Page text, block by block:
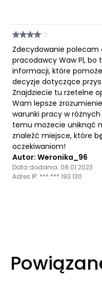
Zdecydowanie polecam
pracodawcy Waw Pl, bo
informacji, które
decyzje dotyczące
Znajdziecie tu rzetelne
Wam lepsze
warunki pracy w
temu możecie uniknąć
znaleźć miejsce, które
oczekiwaniom!
Autor: Weronika_96
Data dodania: 08.01.2023
Adres IP: ***.***.193.130